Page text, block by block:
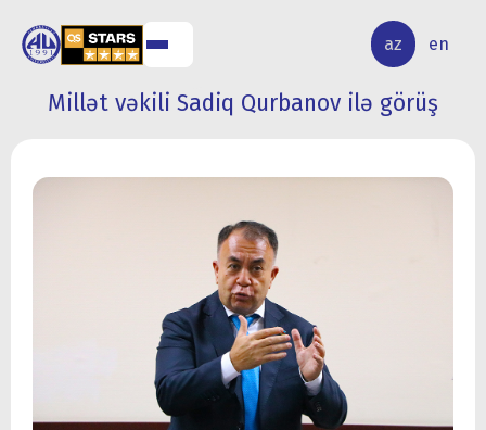
az en
ELMİ
TƏDQİQAT
Millət vəkili Sadiq Qurbanov ilə görüş